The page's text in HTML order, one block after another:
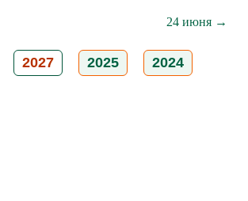
24 июня →
2027 2025 2024